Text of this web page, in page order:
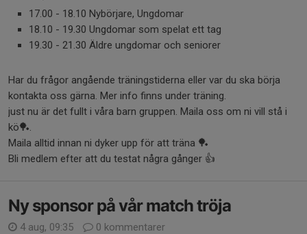
17.00 - 18.10 Nybörjare, Ungdomar
18.10 - 19.30 Ungdomar som spelat ett tag
19.30 - 21.30 Äldre ungdomar och seniorer
Har du frågor angående träningstiderna eller var du ska börja
kontakta oss gärna. Mer info finns under träning.
just nu är det fullt i våra barn gruppen. Maila oss om ni vill stå i
kö🏓.
Maila alltid innan ni dyker upp för att träna 🏓
Bli medlem efter att du testat några gånger 👍
Ny sponsor på vår match tröja
4 aug, 09:35 0 kommentarer